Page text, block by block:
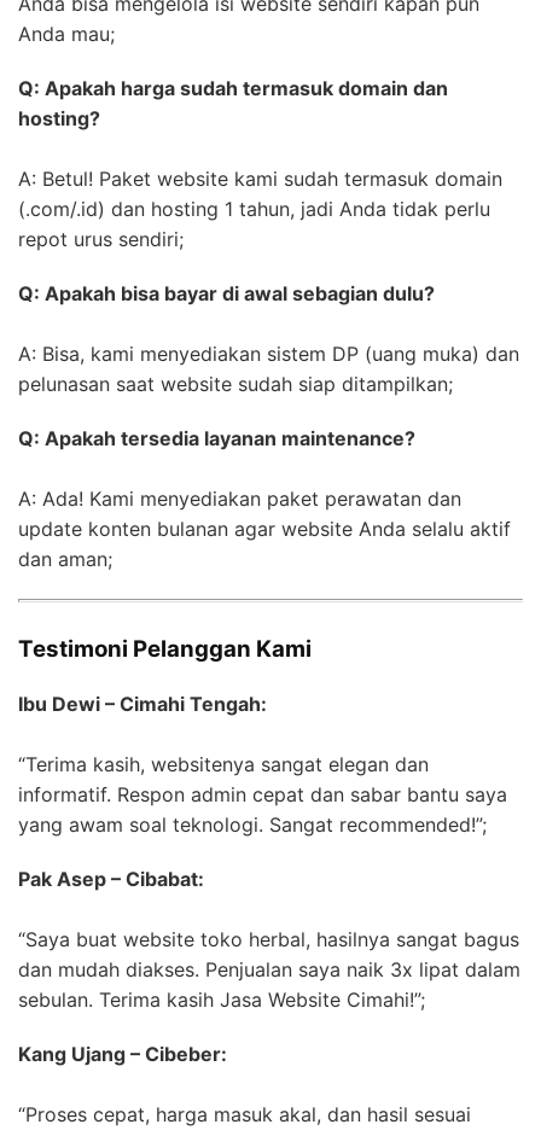
Anda mau;
Q: Apakah harga sudah termasuk domain dan
hosting?
A: Betul! Paket website kami sudah termasuk domain
(.com/.id) dan hosting 1 tahun, jadi Anda tidak perlu
repot urus sendiri;
Q: Apakah bisa bayar di awal sebagian dulu?
A: Bisa, kami menyediakan sistem DP (uang muka) dan
pelunasan saat website sudah siap ditampilkan;
Q: Apakah tersedia layanan maintenance?
A: Ada! Kami menyediakan paket perawatan dan
update konten bulanan agar website Anda selalu aktif
dan aman;
Testimoni Pelanggan Kami
Ibu Dewi – Cimahi Tengah:
“Terima kasih, websitenya sangat elegan dan
informatif. Respon admin cepat dan sabar bantu saya
yang awam soal teknologi. Sangat recommended!”;
Pak Asep – Cibabat:
“Saya buat website toko herbal, hasilnya sangat bagus
dan mudah diakses. Penjualan saya naik 3x lipat dalam
sebulan. Terima kasih Jasa Website Cimahi!”;
Kang Ujang – Cibeber:
“Proses cepat, harga masuk akal, dan hasil sesuai